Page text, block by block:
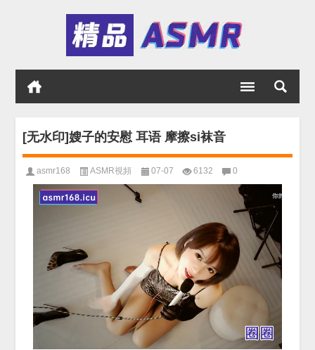
[无水印]嫂子的安慰 耳语 摩擦si袜音
asmr168 ASMR視頻 07-07 6132 0